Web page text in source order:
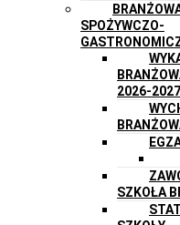
SPOŻYWCZO-
2026-2027
SZKOŁA